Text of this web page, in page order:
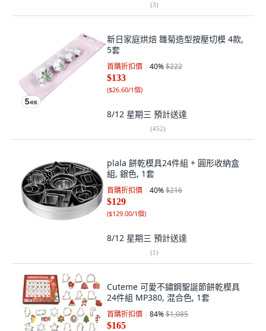
(3)
新日家庭烘焙 雛菊造型按壓切模 4款,
5套
首購折扣價 40%$222
$133
($26.60/1個)
8/12 星期三 預計送達
(452)
plala 餅乾模具24件組 + 圓形收納盒
組, 銀色, 1套
首購折扣價 40%$216
$129
($129.00/1個)
8/12 星期三 預計送達
(1)
Cuteme 可愛不鏽鋼聖誕節餅乾模具
24件組 MP380, 混合色, 1套
首購折扣價 84%$1,085
$165